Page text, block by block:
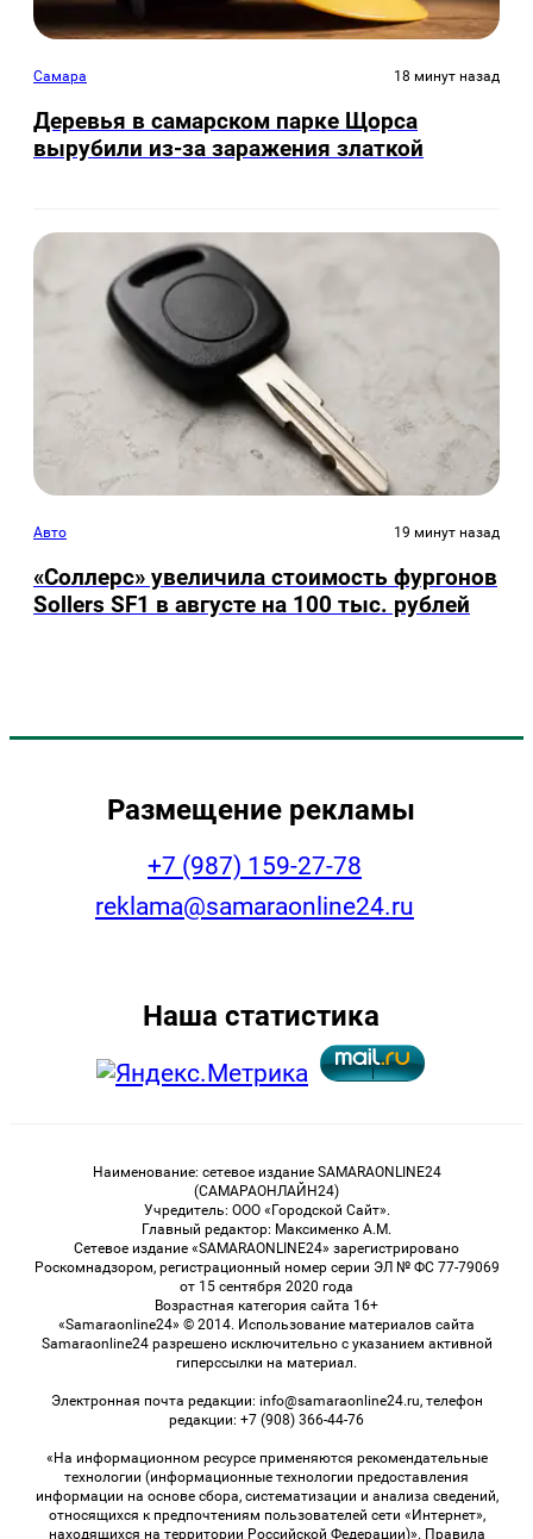
Самара 18 минут назад
Деревья в самарском парке Щорса
вырубили из-за заражения златкой
Авто 19 минут назад
«Соллерс» увеличила стоимость фургонов
Sollers SF1 в августе на 100 тыс. рублей
Размещение рекламы
+7 (987) 159-27-78
reklama@samaraonline24.ru
Наша статистика
Наименование: сетевое издание SAMARAONLINE24
(САМАРАОНЛАЙН24)
Учредитель: ООО «Городской Сайт».
Главный редактор: Максименко А.М.
Сетевое издание «SAMARAONLINE24» зарегистрировано
Роскомнадзором, регистрационный номер серии ЭЛ № ФС 77-79069
от 15 сентября 2020 года
Возрастная категория сайта 16+
«Samaraonline24» © 2014. Использование материалов сайта
Samaraonline24 разрешено исключительно с указанием активной
гиперссылки на материал.
Электронная почта редакции: info@samaraonline24.ru, телефон
редакции: +7 (908) 366-44-76
«На информационном ресурсе применяются рекомендательные
технологии (информационные технологии предоставления
информации на основе сбора, систематизации и анализа сведений,
относящихся к предпочтениям пользователей сети «Интернет»,
находящихся на территории Российской Федерации)». Правила